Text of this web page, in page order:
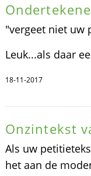
"vergeet niet uw
Leuk...als daar
18-11-2017
Onzintekst
Als uw
het aan de